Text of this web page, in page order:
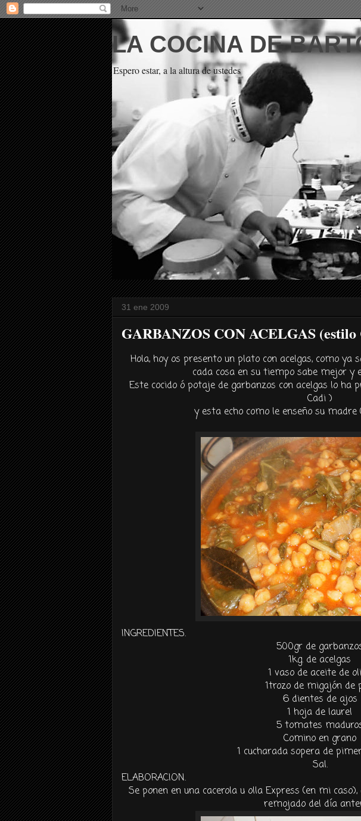
LA COCINA DE
Espero estar, a la altura de ustedes
31 ene 2009
GARBANZOS CON ACELGAS (estilo
Hola, hoy os presento un plato con acelgas, como ya
cada cosa en su tiempo sabe mejor y
Este cocido ó potaje de garbanzos con acelgas lo ha
Cadi )
y esta echo como le enseño su madre
INGREDIENTES.
500gr de
1kg. de acelgas
1 vaso de aceite de
1trozo de migajón de
6 dientes de ajos
1 hoja de laurel
5 tomates
Comino en grano
1 cucharada sopera de
Sal.
ELABORACION.
Se ponen en una cacerola u olla Express (en mi
remojado del día